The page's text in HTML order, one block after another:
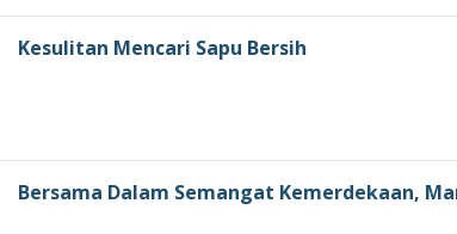
Kesulitan Mencari Sapu Bersih
Bersama Dalam Semangat Kemerdekaan,